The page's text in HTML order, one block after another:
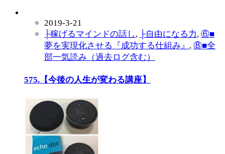
2019-3-21
├稼げるマインドの話し, ├自由になる力, ⑥■
夢を実現化させる『成功する仕組み』 , ⑧■全
部一気読み（過去ログ含む）
575.【今後の人生が変わる講座】